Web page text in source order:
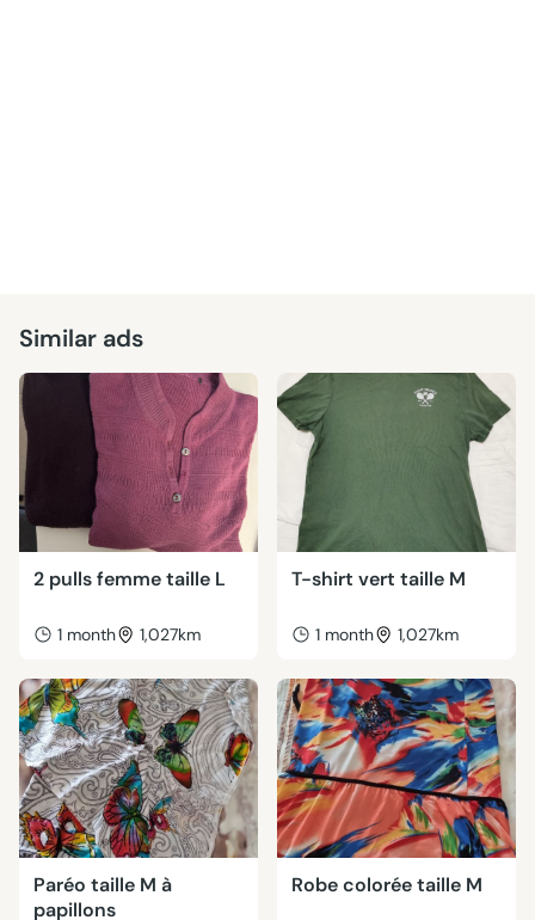
Similar ads
2 pulls femme taille L
1 month 1,027km
T-shirt vert taille M
1 month 1,027km
Paréo taille M à
papillons
Robe colorée taille M